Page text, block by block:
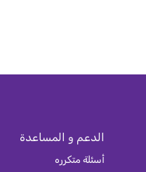
الدعم و المساعدة
أسئلة متكرره